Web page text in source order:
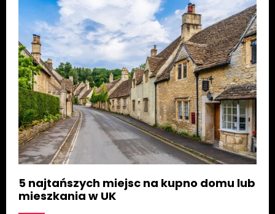
5 najtańszych miejsc na kupno domu lub
mieszkania w UK